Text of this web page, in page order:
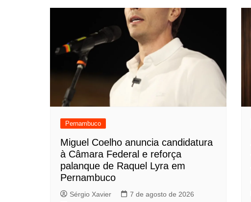
Pernambuco
Miguel Coelho anuncia candidatura
à Câmara Federal e reforça
palanque de Raquel Lyra em
Pernambuco
Sérgio Xavier
7 de agosto de 2026